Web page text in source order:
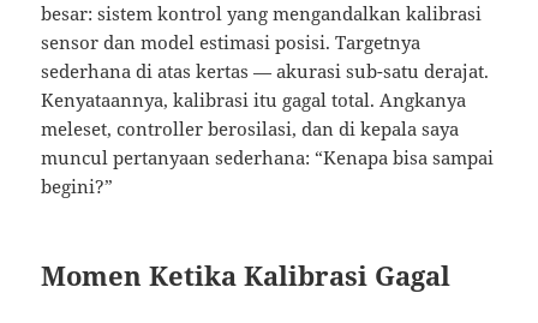
besar: sistem kontrol yang mengandalkan kalibrasi
sensor dan model estimasi posisi. Targetnya
sederhana di atas kertas — akurasi sub-satu derajat.
Kenyataannya, kalibrasi itu gagal total. Angkanya
meleset, controller berosilasi, dan di kepala saya
muncul pertanyaan sederhana: “Kenapa bisa sampai
begini?”
Momen Ketika Kalibrasi Gagal